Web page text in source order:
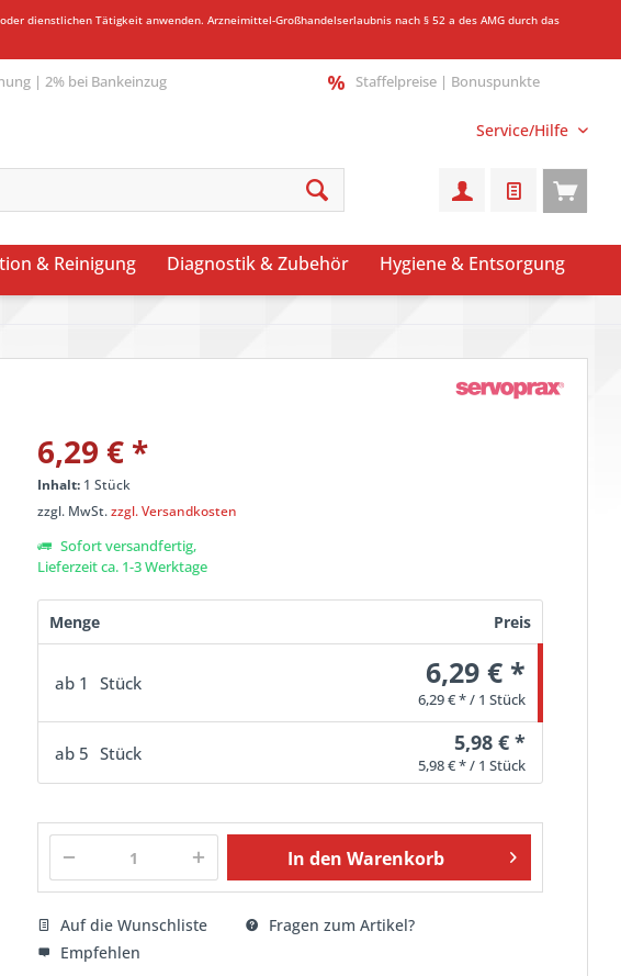
dienstlichen Tätigkeit anwenden. Arzneimittel-Großhandelserlaubnis nach § 52 a des AMG durch das
| 2% bei Bankeinzug Staffelpreise | Bonuspunkte
Service/Hilfe
& Reinigung Diagnostik & Zubehör Hygiene & Entsorgung
6,29 €*
Inhalt: 1 Stück
zzgl. MwSt.zzgl. Versandkosten
Sofort versandfertig,
Lieferzeit ca. 1-3 Werktage
Menge Preis
ab 1 Stück 6,29 € *
6,29 € * / 1 Stück
ab 5 Stück 5,98 € *
5,98 € * / 1 Stück
In den Warenkorb
Auf die Wunschliste
Fragen zum Artikel?
Empfehlen